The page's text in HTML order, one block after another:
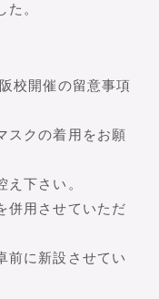
。
校開催の留意事項
スクの着用をお願
え下さい。
併用させていただ
前に新設させてい